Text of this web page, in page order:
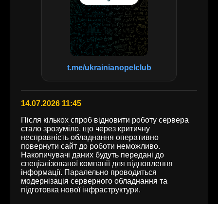
t.me/ukrainianopelclub
14.07.2026 11:45
Після кількох спроб відновити роботу сервера
стало зрозуміло, що через критичну
несправність обладнання оперативно
повернути сайт до роботи неможливо.
Накопичувачі даних будуть передані до
спеціалізованої компанії для відновлення
інформації. Паралельно проводиться
модернізація серверного обладнання та
підготовка нової інфраструктури.